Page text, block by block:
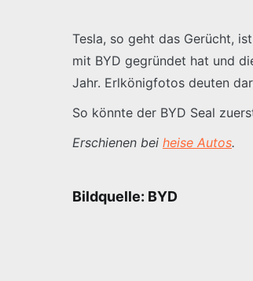
Tesla, so geht das Gerücht,
mit BYD gegründet hat und
Jahr. Erlkönigfotos deuten
So könnte der BYD Seal
Erschienen bei heise Autos.
Bildquelle: BYD